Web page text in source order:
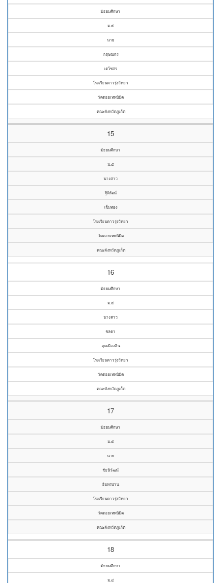
มัธยมศึกษา
ม.๕
นาย
กฤษณกร
เดโชสร
โรงเรียนดาวรุ่งวิทยา
วัดดอยเทพนิมิต
คณะจังหวัดภูเก็ต
15
มัธยมศึกษา
ม.๕
นางสาว
ฐิติรัตน์
เข็มทอง
โรงเรียนดาวรุ่งวิทยา
วัดดอยเทพนิมิต
คณะจังหวัดภูเก็ต
16
มัธยมศึกษา
ม.๔
นางสาว
ชลดา
อุดเมืองอิน
โรงเรียนดาวรุ่งวิทยา
วัดดอยเทพนิมิต
คณะจังหวัดภูเก็ต
17
มัธยมศึกษา
ม.๕
นาย
ชัยนิวัฒน์
อินทรปาน
โรงเรียนดาวรุ่งวิทยา
วัดดอยเทพนิมิต
คณะจังหวัดภูเก็ต
18
มัธยมศึกษา
ม.๔